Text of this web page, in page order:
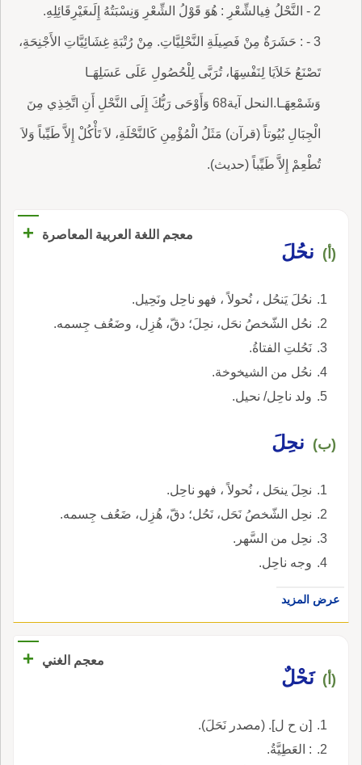
2 - النَّحْلُ فِيالشِّعْرِ : هُوَ قَوْلُ الشِّعْرِ وَنِسْبَتُهُ إِلَىغَيْرِقَائِلِهِ.
3 - : حَشَرَةٌ مِنْ فَصِيلَةِ النَّحْلِيَّاتِ. مِنْ رُتْبَةِ غِشَائِيَّاتِ الأَجْنِحَةِ،
تَصْنَعُ خَلاَيَا لِنَفْسِهَا، تُرَبَّى لِلْحُصُولِ عَلَى عَسَلِهَـا
وَشَمْعِهَـا.النحل آية68 وَأَوْحَى رَبُّكَ إِلَى النَّحْلِ أَنِ اتَّخِذِي مِنَ
الْجِبَالِ بُيُوتاً (قرآن) مَثَلُ الْمُؤْمِنِ كَالنَّحْلَةِ، لاَ تَأْكُلْ إِلاَّ طَيِّباً وَلاَ
تُطْعِمْ إِلاَّ طَيِّباً (حديث).
معجم اللغة العربية المعاصرة +
(أ) نحُلَ
نحُلَ يَنحُل ، نُحولاً ، فهو ناحِل ونَحِيل.
نحُل الشّخصُ نحَل، نحِلَ؛ دقّ، هُزِل، وضَعُف جِسمه.
نَحُلتِ الفتاةُ.
نحُل من الشيخوخة.
ولد ناحِل/ نحيل.
(ب) نحِلَ
نحِلَ ينحَل ، نُحولاً ، فهو ناحِل.
نحِل الشّخصُ نَحَل، نَحُل؛ دقّ، هُزِل، ضَعُف جِسمه.
نحِل من السَّهر.
وجه ناحِل.
عرض المزيد
معجم الغني +
(أ) نَحْلٌ
[ن ح ل]. (مصدر نَحَلَ).
: العَطِيَّةُ.